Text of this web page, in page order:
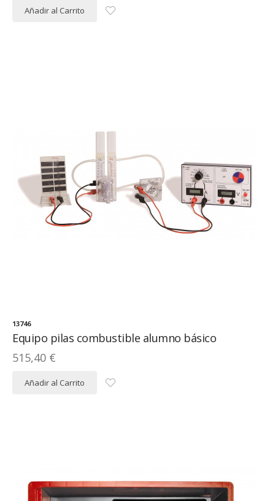
Añadir al Carrito
13746
Equipo pilas combustible alumno básico
515,40 €
Añadir al Carrito